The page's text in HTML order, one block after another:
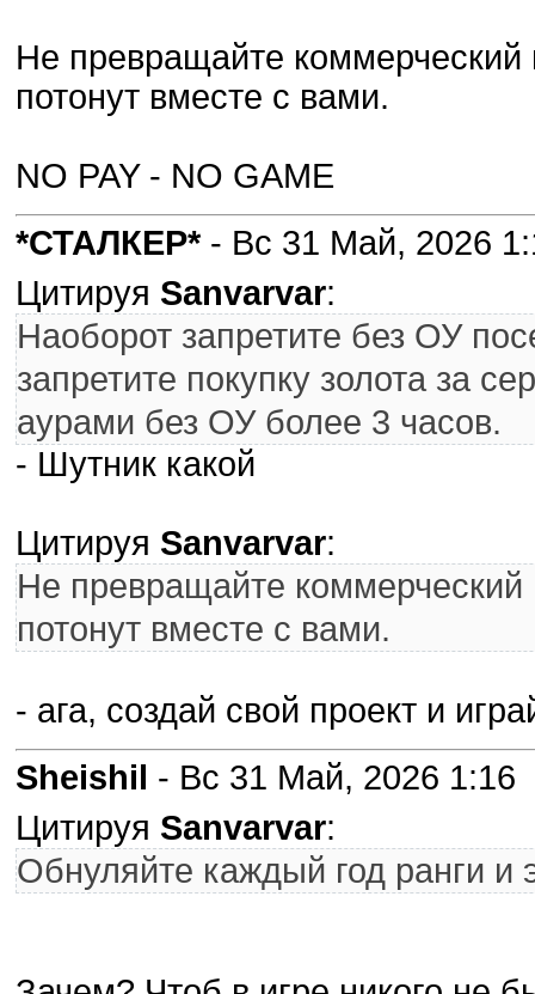
Не превращайте коммерческий
потонут вместе с вами.
NO PAY - NO GAME
*СТАЛКЕР* - Вс 31 Май, 2026
Цитируя Sanvarvar:
Наоборот запретите без ОУ
запретите покупку золота за
аурами без ОУ более 3 часов.
- Шутник какой
Цитируя Sanvarvar:
Не превращайте коммерческий
потонут вместе с вами.
- ага, создай свой проект и
Sheishil - Вс 31 Май, 2026 1:16
Цитируя Sanvarvar:
Обнуляйте каждый год ранги и